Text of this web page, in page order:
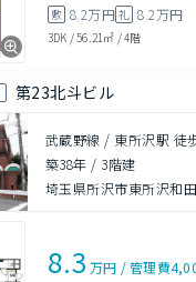
敷 8.2万円礼 8.2万円
3DK /56.21㎡ /4階
第23北斗ビル
武蔵野線 / 東所沢駅 徒
築38年 / 3階建
埼玉県所沢市東所沢和
8.3 万円 /管理費